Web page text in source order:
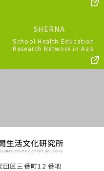
SHERNA
School Health Education
Research Network in Asia
区三番町12 番地